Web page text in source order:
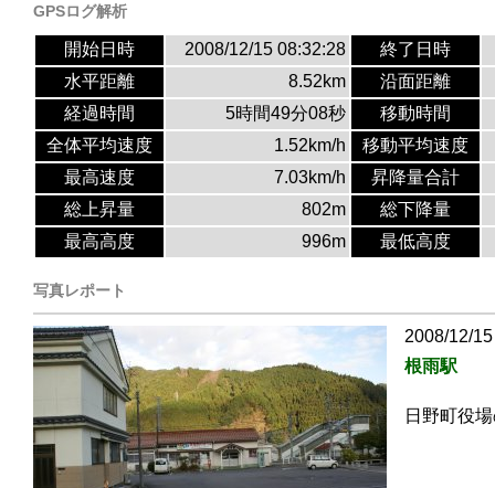
GPSログ解析
開始日時 2008/12/15 08:32:28
終了日時
水平距離
8.52km
沿面距離
経過時間
5時間49分08秒
移動時間
全体平均速度
1.52km/h
移動平均速度
最高速度
7.03km/h
昇降量合計
総上昇量
802m
総下降量
最高高度
996m 最低高度
写真レポート
2008/12/
根雨駅
日野町役